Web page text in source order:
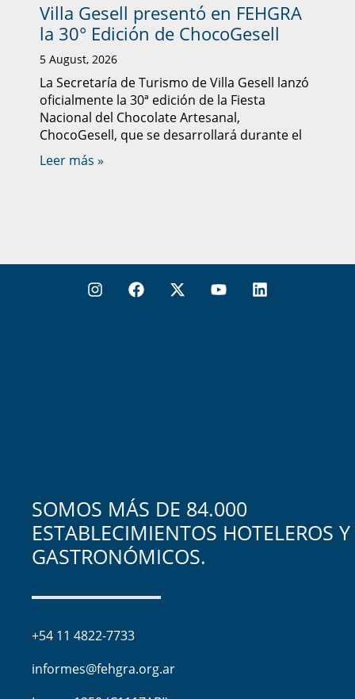
Villa Gesell presentó en FEHGRA
la 30° Edición de ChocoGesell
5 August, 2026
La Secretaría de Turismo de Villa Gesell lanzó
oficialmente la 30ª edición de la Fiesta
Nacional del Chocolate Artesanal,
ChocoGesell, que se desarrollará durante el
Leer más »
SOMOS MÁS DE 84.000
ESTABLECIMIENTOS HOTELEROS Y
GASTRONÓMICOS.
+54 11 4822-7733
informes@fehgra.org.ar